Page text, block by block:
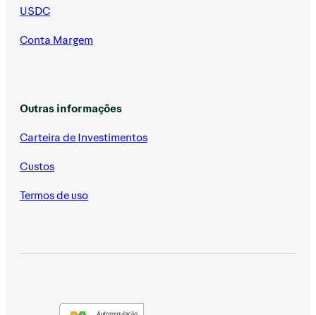
USDC
Conta Margem
Outras informações
Carteira de Investimentos
Custos
Termos de uso